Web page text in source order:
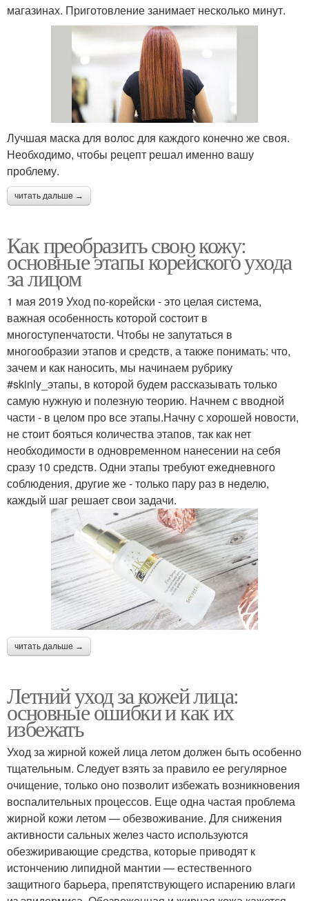
магазинах. Приготовление занимает несколько минут.
Лучшая маска для волос для каждого конечно же своя.
Необходимо, чтобы рецепт решал именно вашу
проблему.
читать дальше →
Как преобразить свою кожу:
основные этапы корейского ухода
за лицом
1 мая 2019 Уход по-корейски - это целая система,
важная особенность которой состоит в
многоступенчатости. Чтобы не запутаться в
многообразии этапов и средств, а также понимать: что,
зачем и как наносить, мы начинаем рубрику
#skinly_этапы, в которой будем рассказывать только
самую нужную и полезную теорию. Начнем с вводной
части - в целом про все этапы.Начну с хорошей новости,
не стоит бояться количества этапов, так как нет
необходимости в одновременном нанесении на себя
сразу 10 средств. Одни этапы требуют ежедневного
соблюдения, другие же - только пару раз в неделю,
каждый шаг решает свои задачи.
читать дальше →
Летний уход за кожей лица:
основные ошибки и как их
избежать
Уход за жирной кожей лица летом должен быть особенно
тщательным. Следует взять за правило ее регулярное
очищение, только оно позволит избежать возникновения
воспалительных процессов. Еще одна частая проблема
жирной кожи летом — обезвоживание. Для снижения
активности сальных желез часто используются
обезжиривающие средства, которые приводят к
истончению липидной мантии — естественного
защитного барьера, препятствующего испарению влаги